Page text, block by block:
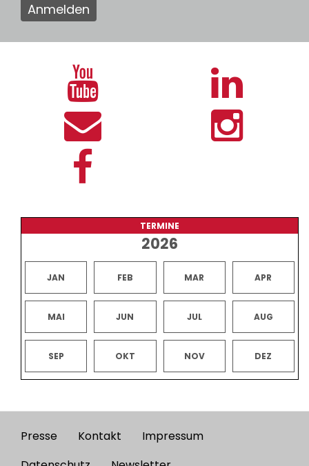
Anmelden
TERMINE
2026
JAN FEB MAR APR
MAI JUN JUL AUG
SEP OKT NOV DEZ
Footer
Presse Kontakt
Impressum